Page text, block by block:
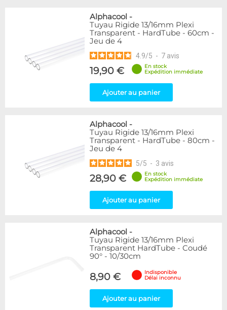
Alphacool -
Tuyau Rigide 13/16mm Plexi
Transparent - HardTube - 60cm -
Jeu de 4
4.9/5 - 7 avis
19,90 €
En stock
Expédition immédiate
Ajouter au panier
Alphacool -
Tuyau Rigide 13/16mm Plexi
Transparent - HardTube - 80cm -
Jeu de 4
5/5 - 3 avis
28,90 €
En stock
Expédition immédiate
Ajouter au panier
Alphacool -
Tuyau Rigide 13/16mm Plexi
Transparent HardTube - Coudé
90° - 10/30cm
8,90 €
Indisponible
Délai inconnu
Ajouter au panier